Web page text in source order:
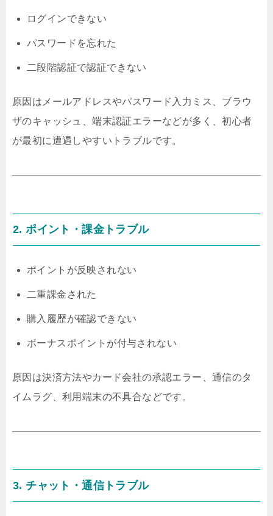
ログインできない
パスワードを忘れた
二段階認証で認証できない
原因はメールアドレスやパスワード入力ミス、ブラウ
ザのキャッシュ、端末認証エラーなどが多く、初心者
が最初に遭遇しやすいトラブルです。
2. ポイント・課金トラブル
ポイントが反映されない
二重課金された
購入履歴が確認できない
ボーナスポイントが付与されない
原因は決済方法やカード会社の承認エラー、通信のタ
イムラグ、利用端末の不具合などです。
3. チャット・通信トラブル